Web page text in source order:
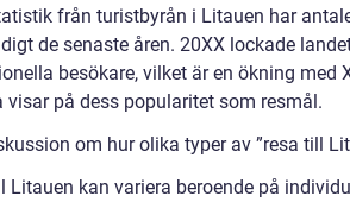
från turistbyrån i Litauen har
de senaste åren. 20XX lockade
besökare, vilket är en ökning med
visar på dess popularitet som resmål.
om hur olika typer av ”resa till
Litauen kan variera beroende på